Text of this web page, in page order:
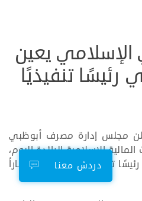
يعين
رئيسًا تنفيذيًا
مجلس إدارة مصرف أبوظبي
الإسلامية الرائدة اليوم،
تنفيذيًا للمجموعة ، اعتباراً
دردش معنا